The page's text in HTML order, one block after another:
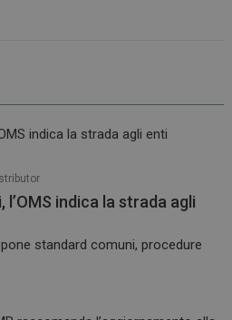
indica la strada agli
standard comuni, procedure